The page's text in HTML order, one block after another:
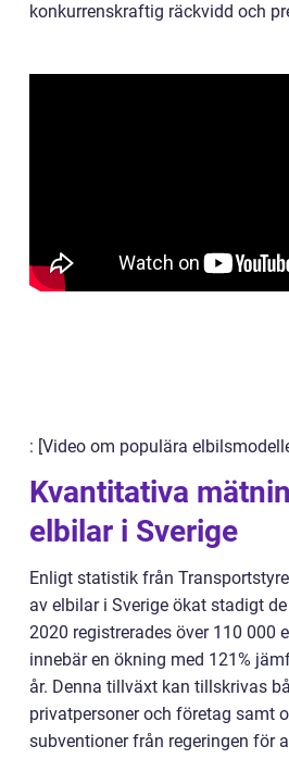
konkurrenskraftig räckvidd och
: [Video om populära
Kvantitativa
elbilar i Sverige
Enligt statistik från
av elbilar i Sverige ökat stadigt
2020 registrerades över 110 000
innebär en ökning med 121%
år. Denna tillväxt kan tillskrivas
privatpersoner och företag samt
subventioner från regeringen för